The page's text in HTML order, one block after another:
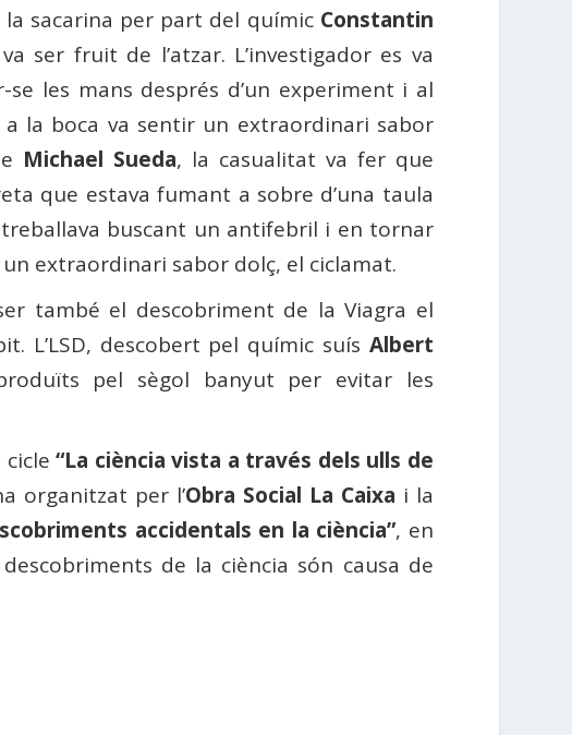
sacarina per part del químic Constantin
ser fruit de l’atzar. L’investigador es va
les mans després d’un experiment i al
la boca va sentir un extraordinari sabor
Michael Sueda, la casualitat va fer que
que estava fumant a sobre d’una taula
buscant un antifebril i en tornar
extraordinari sabor dolç, el ciclamat.
també el descobriment de la Viagra el
L’LSD, descobert pel químic suís Albert
pel sègol banyut per evitar les
“La ciència vista a través dels ulls de
organitzat per l’Obra Social La Caixa i la
accidentals en la ciència”, en
de la ciència són causa de